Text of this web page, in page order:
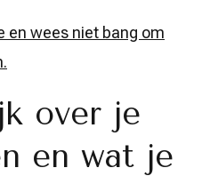
en wees niet bang om
over je
en wat je